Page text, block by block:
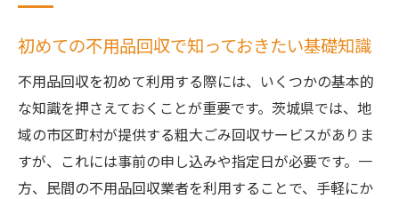
初めての不用品回収で知っておきたい基礎知識
不用品回収を初めて利用する際には、いくつかの基本的
な知識を押さえておくことが重要です。茨城県では、地
域の市区町村が提供する粗大ごみ回収サービスがありま
すが、これには事前の申し込みや指定日が必要です。一
方、民間の不用品回収業者を利用することで、手軽にか